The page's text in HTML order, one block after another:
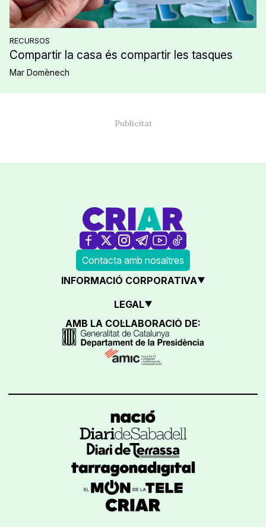
RECURSOS
Compartir la casa és compartir les tasques
Mar Domènech
Contacta amb nosaltres
INFORMACIÓ CORPORATIVA
LEGAL
AMB LA COL·LABORACIÓ DE: